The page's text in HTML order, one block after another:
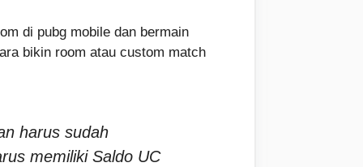
di pubg mobile dan bermain
bikin room atau custom match
harus sudah
memiliki Saldo UC